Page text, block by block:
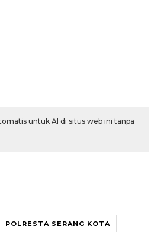
untuk AI di situs web ini tanpa
POLRESTA SERANG KOTA